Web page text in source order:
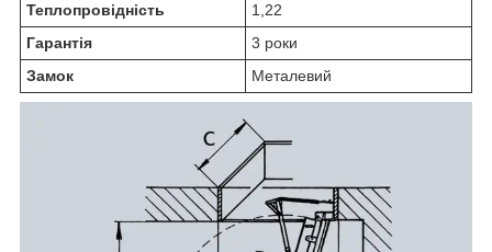
Теплопровідність
1,22
Гарантія
3 роки
Замок
Металевий